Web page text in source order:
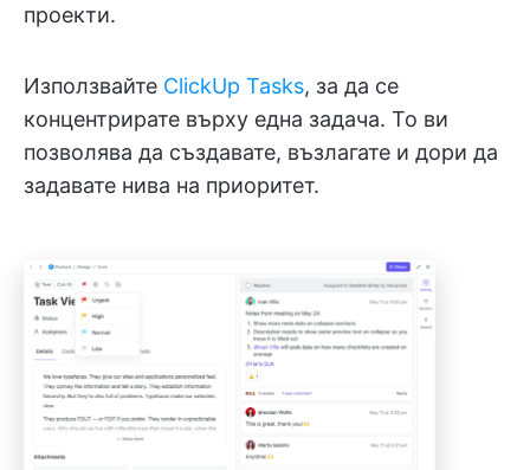
проекти.
Използвайте ClickUp Tasks, за да се
концентрирате върху една задача. То ви
позволява да създавате, възлагате и дори да
задавате нива на приоритет.